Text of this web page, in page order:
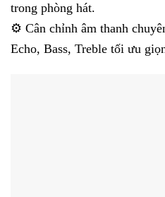
trong phòng hát.
⚙️ Cân chỉnh âm thanh
Echo, Bass, Treble tối ưu